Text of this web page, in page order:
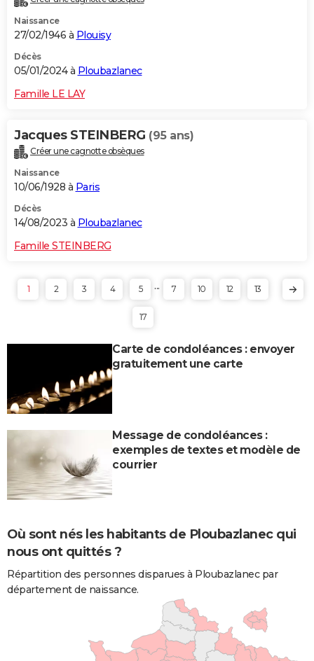
Naissance
27/02/1946 à Plouisy
Décès
05/01/2024 à Ploubazlanec
Famille LE LAY
Jacques STEINBERG (95 ans)
Créer une cagnotte obsèques
Naissance
10/06/1928 à Paris
Décès
14/08/2023 à Ploubazlanec
Famille STEINBERG
1 2 3 4 5 ... 7 10 12 13
17
Carte de condoléances : envoyer
gratuitement une carte
Message de condoléances :
exemples de textes et modèle de
courrier
Où sont nés les habitants de Ploubazlanec qui
nous ont quittés ?
Répartition des personnes disparues à Ploubazlanec par
département de naissance.